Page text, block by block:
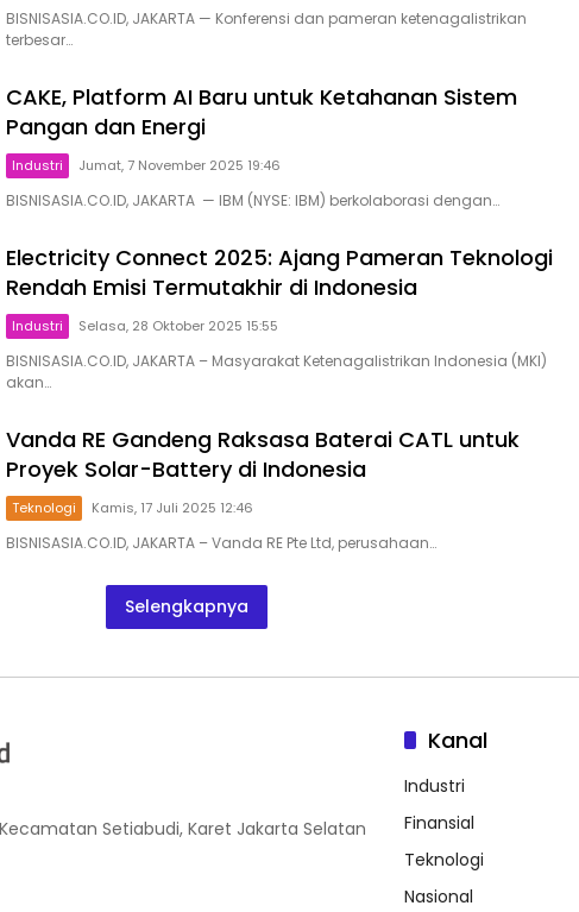
BISNISASIA.CO.ID, JAKARTA — Konferensi dan pameran ketenagalistrikan
terbesar…
CAKE, Platform AI Baru untuk Ketahanan Sistem
Pangan dan Energi
Industri Jumat, 7 November 2025 19:46
BISNISASIA.CO.ID, JAKARTA — IBM (NYSE: IBM) berkolaborasi dengan…
Electricity Connect 2025: Ajang Pameran Teknologi
Rendah Emisi Termutakhir di Indonesia
Industri Selasa, 28 Oktober 2025 15:55
BISNISASIA.CO.ID, JAKARTA – Masyarakat Ketenagalistrikan Indonesia (MKI)
akan…
Vanda RE Gandeng Raksasa Baterai CATL untuk
Proyek Solar-Battery di Indonesia
Teknologi Kamis, 17 Juli 2025 12:46
BISNISASIA.CO.ID, JAKARTA – Vanda RE Pte Ltd, perusahaan…
Selengkapnya
Setiabudi, Karet Jakarta Selatan
Kanal
Industri
Finansial
Teknologi
Nasional